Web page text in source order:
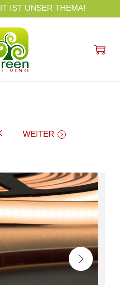
IST UNSER THEMA!
WEITER